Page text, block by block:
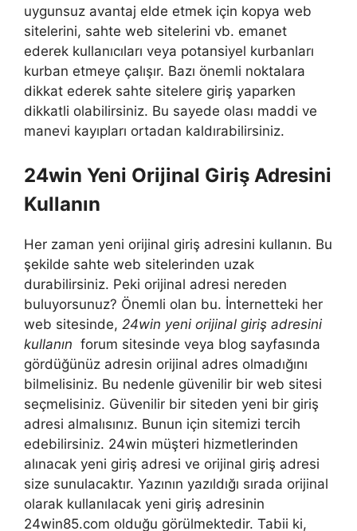
uygunsuz avantaj elde etmek için kopya web
sitelerini, sahte web sitelerini vb. emanet
ederek kullanıcıları veya potansiyel kurbanları
kurban etmeye çalışır. Bazı önemli noktalara
dikkat ederek sahte sitelere giriş yaparken
dikkatli olabilirsiniz. Bu sayede olası maddi ve
manevi kayıpları ortadan kaldırabilirsiniz.
24win Yeni Orijinal Giriş Adresini
Kullanın
Her zaman yeni orijinal giriş adresini kullanın. Bu
şekilde sahte web sitelerinden uzak
durabilirsiniz. Peki orijinal adresi nereden
buluyorsunuz? Önemli olan bu. İnternetteki her
web sitesinde, 24win yeni orijinal giriş adresini
kullanın forum sitesinde veya blog sayfasında
gördüğünüz adresin orijinal adres olmadığını
bilmelisiniz. Bu nedenle güvenilir bir web sitesi
seçmelisiniz. Güvenilir bir siteden yeni bir giriş
adresi almalısınız. Bunun için sitemizi tercih
edebilirsiniz. 24win müşteri hizmetlerinden
alınacak yeni giriş adresi ve orijinal giriş adresi
size sunulacaktır. Yazının yazıldığı sırada orijinal
olarak kullanılacak yeni giriş adresinin
24win85.com olduğu görülmektedir. Tabii ki,